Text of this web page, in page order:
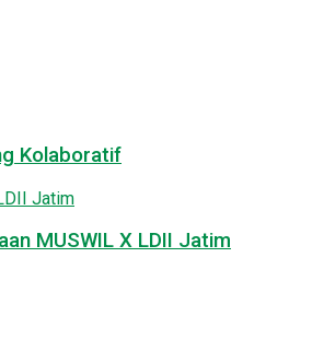
Kolaboratif
MUSWIL X LDII Jatim